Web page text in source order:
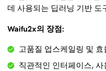
데 사용되는 딥러닝 기반 도
Waifu2x의 장점:
고품질 업스케일링 및
직관적인 인터페이스,